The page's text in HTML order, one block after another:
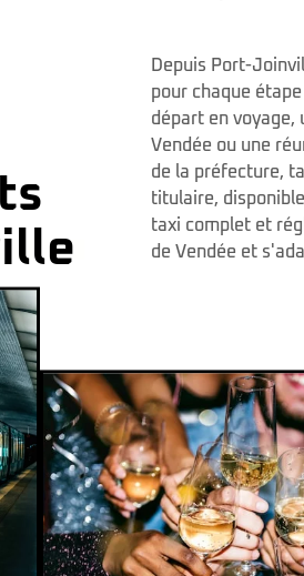
Depuis Port-
pour chaque
départ en voyage,
Vendée ou une
de la préfecture,
titulaire,
taxi complet et
de Vendée et